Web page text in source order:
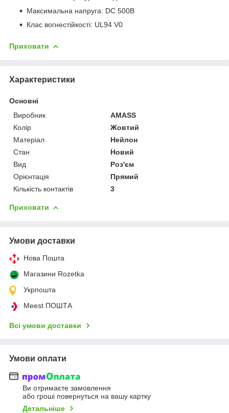
Максимальна напруга: DC 500В
Клас вогнестійкості: UL94 V0
Приховати
Характеристики
Основні
Виробник
AMASS
Колір
Жовтий
Матеріал
Нейлон
Стан
Новий
Вид
Роз'єм
Орієнтація
Прямий
Кількість контактів
3
Приховати
Умови доставки
Нова Пошта
Магазини Rozetka
Укрпошта
Meest ПОШТА
Всі умови доставки
Умови оплати
Ви отримаєте замовлення
або гроші повернуться на вашу картку
Детальніше